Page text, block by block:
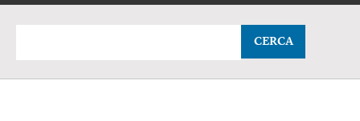
CERCA